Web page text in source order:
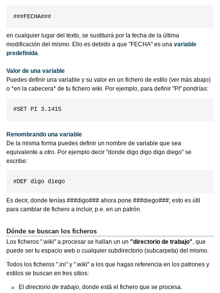
en cualquier lugar del texto, se sustituirá por la fecha de la última
modificación del mismo. Ello es debido a que "FECHA" es una variable
predefinida.
Valor de una variable
Puedes definir una variable y su valor en un fichero de estilo (ver más abajo)
o *en la cabecera* de tu fichero wiki. Por ejemplo, para definir "PI" pondrías:
Renombrando una variable
De la misma forma puedes definir un nombre de variable que sea
equivalente a otro. Por ejemplo decir "donde digo digo digo diego" se
escribe:
Es decir, donde tenías ###digo### ahora pone ###diego###; esto es útil
para cambiar de fichero a incluir, p.e. en un patrón.
Dónde se buscan los ficheros
Los ficheros ".wiki" a procesar se hallan un un "directorio de trabajo", que
puede ser tu espacio web o cualquier subdirectorio (subcarpeta) del mismo.
Todos los ficheros ".ini" y ".wiki" a los que hagas referencia en los patrones y
estilos se buscan en tres sitios:
El directorio de trabajo, donde está el fichero que se procesa.